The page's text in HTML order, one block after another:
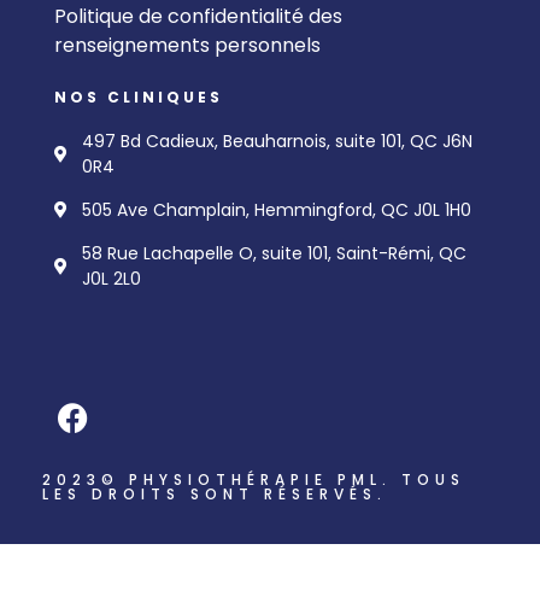
Politique de confidentialité des
renseignements personnels
NOS CLINIQUES
497 Bd Cadieux, Beauharnois, suite 101, QC J6N
0R4
505 Ave Champlain, Hemmingford, QC J0L 1H0
58 Rue Lachapelle O, suite 101, Saint-Rémi, QC
J0L 2L0
2023© PHYSIOTHÉRAPIE PML. TOUS
LES DROITS SONT RÉSERVÉS.